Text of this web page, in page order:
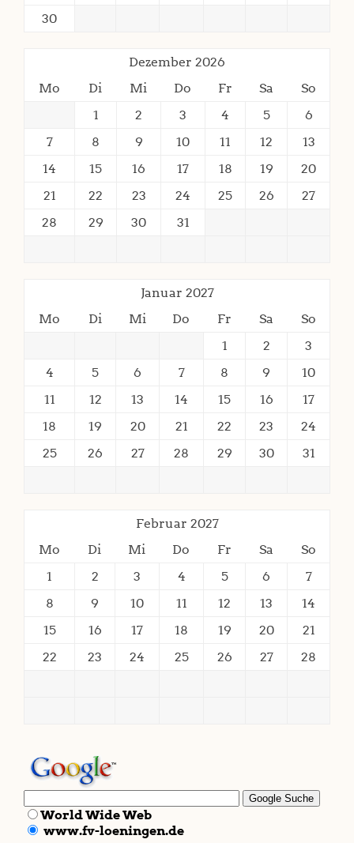
30
Dezember 2026
Mo
Di Mi Do Fr Sa
So
1
2 3 4 5
6
7
8 9 10 11 12
13
14
15 16 17 18 19
20
21
22 23 24 25 26
27
28
29 30 31
Januar 2027
Mo
Di Mi Do Fr Sa
So
1
2
3
4
5 6 7 8 9
10
11
12 13 14 15 16
17
18
19 20 21 22 23
24
25
26 27 28 29 30 31
Februar 2027
Mo
Di Mi Do Fr Sa
So
1
2 3 4 5 6
7
8
9 10 11 12 13
14
15
16 17 18 19 20
21
22
23 24 25 26 27 28
World Wide Web
www.fv-loeningen.de